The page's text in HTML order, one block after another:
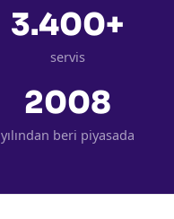
3.400+
servis
2008
yılından beri piyasada